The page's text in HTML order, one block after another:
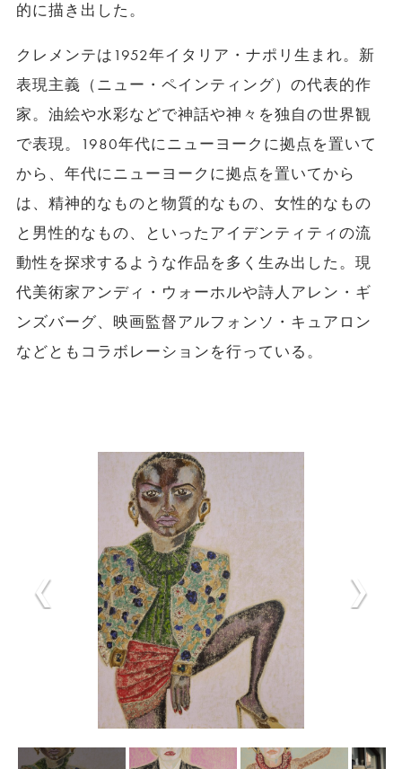
的に描き出した。
クレメンテは1952年イタリア・ナポリ生まれ。新
表現主義（ニュー・ペインティング）の代表的作
家。油絵や水彩などで神話や神々を独自の世界観
で表現。1980年代にニューヨークに拠点を置いて
から、年代にニューヨークに拠点を置いてから
は、精神的なものと物質的なもの、女性的なもの
と男性的なもの、といったアイデンティティの流
動性を探求するような作品を多く生み出した。現
代美術家アンディ・ウォーホルや詩人アレン・ギ
ンズバーグ、映画監督アルフォンソ・キュアロン
などともコラボレーションを行っている。